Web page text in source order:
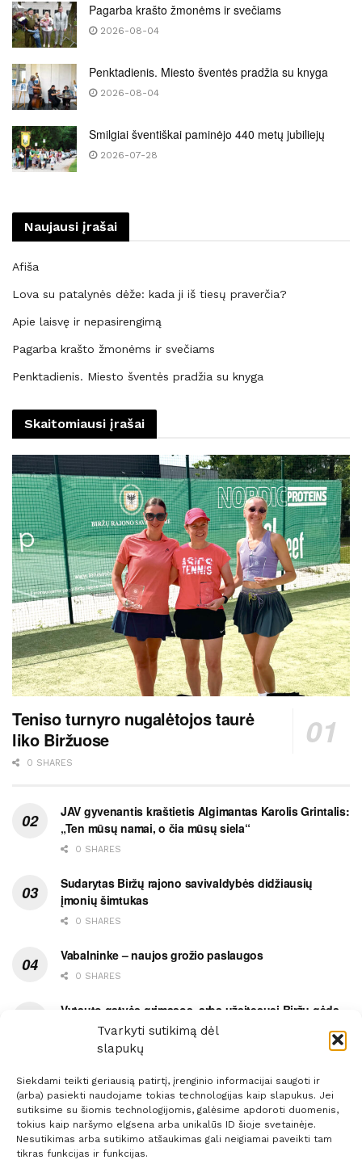
Tvarkyti sutikimą dėl
slapukų
Siekdami teikti geriausią patirtį, įrenginio informacijai saugoti ir
(arba) pasiekti naudojame tokias technologijas kaip slapukus. Jei
sutiksime su šiomis technologijomis, galėsime apdoroti duomenis,
tokius kaip naršymo elgsena arba unikalūs ID šioje svetainėje.
Nesutikimas arba sutikimo atšaukimas gali neigiamai paveikti tam
tikras funkcijas ir funkcijas.
Pagarba krašto žmonėms ir svečiams
2026-08-04
Penktadienis. Miesto šventės pradžia su knyga
2026-08-04
Smilgiai šventiškai paminėjo 440 metų jubiliejų
2026-07-28
Naujausi įrašai
Afiša
Lova su patalynės dėže: kada ji iš tiesų praverčia?
Apie laisvę ir nepasirengimą
Pagarba krašto žmonėms ir svečiams
Penktadienis. Miesto šventės pradžia su knyga
Skaitomiausi įrašai
Teniso turnyro nugalėtojos taurė
liko Biržuose
0 SHARES
JAV gyvenantis kraštietis Algimantas Karolis Grintalis:
„Ten mūsų namai, o čia mūsų siela“
0 SHARES
Sudarytas Biržų rajono savivaldybės didžiausių
įmonių šimtukas
0 SHARES
Vabalninke – naujos grožio paslaugos
0 SHARES
Vytauto gatvės grimasos, arba užsitęsusi Biržų gėda
0 SHARES
Prenumerata Reklama Taisyklės Kontaktai